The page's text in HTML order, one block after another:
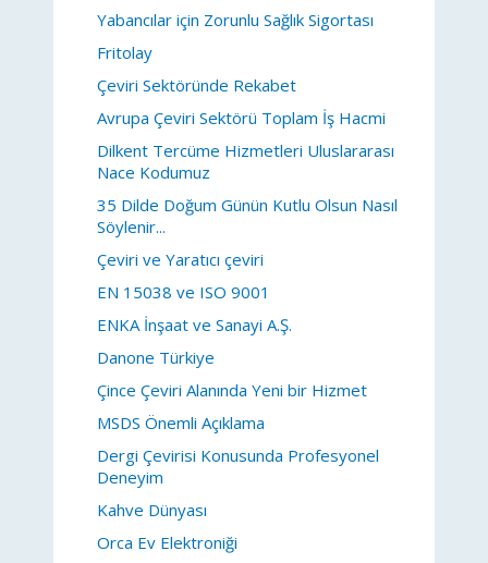
Yabancılar için Zorunlu Sağlık Sigortası
Fritolay
Çeviri Sektöründe Rekabet
Avrupa Çeviri Sektörü Toplam İş Hacmi
Dilkent Tercüme Hizmetleri Uluslararası
Nace Kodumuz
35 Dilde Doğum Günün Kutlu Olsun Nasıl
Söylenir...
Çeviri ve Yaratıcı çeviri
EN 15038 ve ISO 9001
ENKA İnşaat ve Sanayi A.Ş.
Danone Türkiye
Çince Çeviri Alanında Yeni bir Hizmet
MSDS Önemli Açıklama
Dergi Çevirisi Konusunda Profesyonel
Deneyim
Kahve Dünyası
Orca Ev Elektroniği